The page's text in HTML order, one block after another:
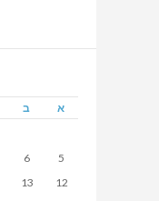
א ב
5
6
12
13